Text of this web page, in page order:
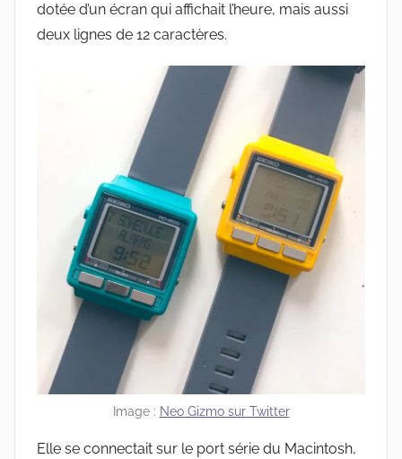
dotée d’un écran qui affichait l’heure, mais aussi
deux lignes de 12 caractères.
Image : Neo Gizmo sur Twitter
Elle se connectait sur le port série du Macintosh,